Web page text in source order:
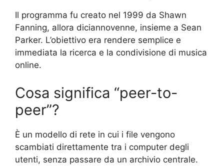
Il programma fu creato nel 1999 da Shawn
Fanning, allora diciannovenne, insieme a Sean
Parker. L’obiettivo era rendere semplice e
immediata la ricerca e la condivisione di musica
online.
Cosa significa “peer-to-
peer”?
È un modello di rete in cui i file vengono
scambiati direttamente tra i computer degli
utenti, senza passare da un archivio centrale.